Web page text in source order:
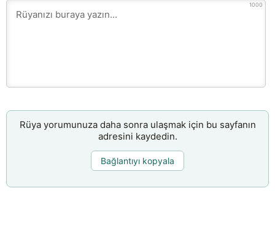
1000
Rüya yorumunuza daha sonra ulaşmak için bu sayfanın
adresini kaydedin.
Bağlantıyı kopyala